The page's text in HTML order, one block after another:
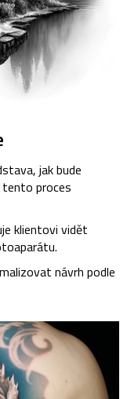
jak bude
tento proces
klientovi vidět
návrh podle